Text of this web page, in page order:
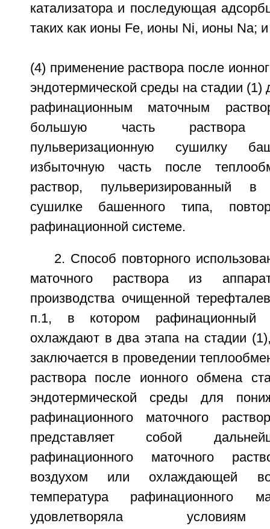
катализатора и последующая
таких как ионы Fe, ионы Ni, ионы Na; и
(4) применение раствора после
эндотермической среды на стадии
рафинационным маточным
большую часть раствора
пульверизационную сушилку
избыточную часть после
раствор, пульверизированный в
сушилке башенного типа,
рафинационной системе.
2. Способ повторного
маточного раствора из
производства очищенной
п.1, в котором рафинационный
охлаждают в два этапа на стадии
заключается в проведении
раствора после ионного обмена
эндотермической среды для
рафинационного маточного
представляет собой
рафинационного маточного
воздухом или охлаждающей
температура рафинационного
удовлетворяла